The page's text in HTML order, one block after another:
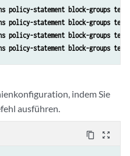
policy-statement block-groups
policy-statement block-groups
policy-statement block-groups
policy-statement block-groups
indem Sie
ausführen.
content_copy zoom_out_map